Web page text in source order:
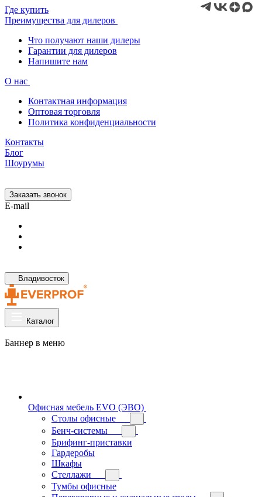
Где купить
Преимущества для дилеров
Что получают наши дилеры
Гарантии для дилеров
Напишите нам
О нас
Контактная информация
Оптовая торговля
Политика конфиденциальности
Контакты
Блог
Шоурумы
Заказать звонок
E-mail
Владивосток
Каталог
Баннер в меню
Офисная мебель EVO (ЭВО)
Cтолы офисные
Бенч-системы
Брифинг-приставки
Гардеробы
Шкафы
Стеллажи
Тумбы офисные